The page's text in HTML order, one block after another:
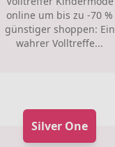
online um bis zu -70 %
günstiger shoppen: Ein
wahrer Volltreffe...
Silver One